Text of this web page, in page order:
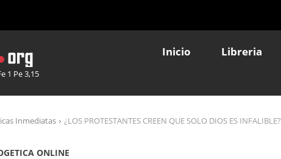
1 Pe 3,15
Inicio Libreria
Inmediatas ¿LOS PROTESTANTES CREEN QUE SOLO DIOS ES INFALIBLE?
ONLINE